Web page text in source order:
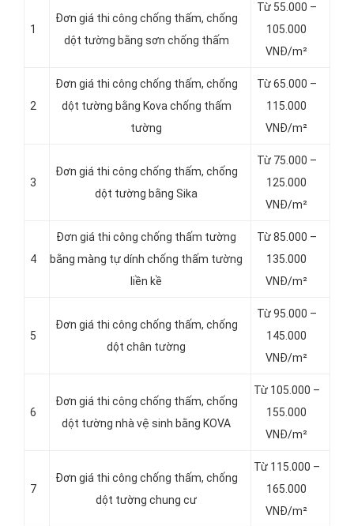
1
Đơn giá thi công chống thấm, chống
dột tường bằng sơn chống thấm
Từ 55.000 –
105.000
VNĐ/m²
2
Đơn giá thi công chống thấm, chống
dột tường bằng Kova chống thấm
tường
Từ 65.000 –
115.000
VNĐ/m²
3
Đơn giá thi công chống thấm, chống
dột tường bằng Sika
Từ 75.000 –
125.000
VNĐ/m²
4
Đơn giá thi công chống thấm tường
bằng màng tự dính chống thấm tường
liền kề
Từ 85.000 –
135.000
VNĐ/m²
5
Đơn giá thi công chống thấm, chống
dột chân tường
Từ 95.000 –
145.000
VNĐ/m²
6
Đơn giá thi công chống thấm, chống
dột tường nhà vệ sinh bằng KOVA
Từ 105.000 –
155.000
VNĐ/m²
7
Đơn giá thi công chống thấm, chống
dột tường chung cư
Từ 115.000 –
165.000
VNĐ/m²